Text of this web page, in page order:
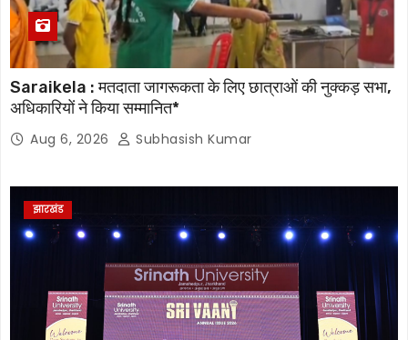
Saraikela : मतदाता जागरूकता के लिए छात्राओं की नुक्कड़ सभा,
अधिकारियों ने किया सम्मानित*
Aug 6, 2026 Subhasish Kumar
झारखंड